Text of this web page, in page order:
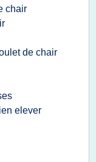
chair
de chair
elever